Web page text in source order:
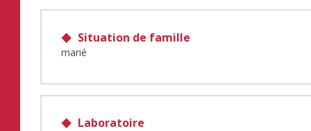
Situation de famille
marié
Laboratoire